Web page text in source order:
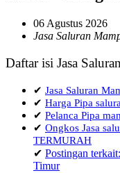
06 Agustus 2026
Jasa Saluran
Daftar isi Jasa
✔ Jasa Saluran
✔ Harga Pipa
✔ Pelanca Pipa
✔ Ongkos Jasa
TERMURAH
✔ Postingan
Timur